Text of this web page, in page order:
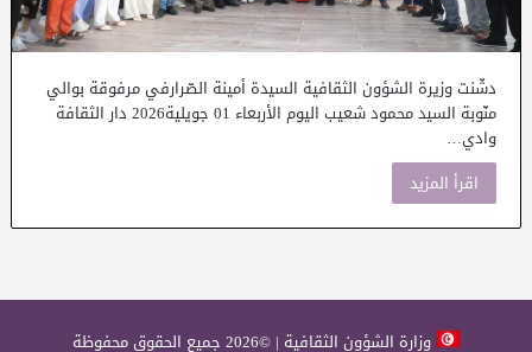
دشّنت وزيرة الشؤون الثقافية السيدة أمينة الصّرارفي مرفوقة بوالي
منّوبة السيد محمود شعيب اليوم الأربعاء 01 جويلية2026 دار الثقافة
وادي…
اقرأ المزيد
وزارة الشؤون الثقافية | ©2026 جميع الحقوق محفوظة